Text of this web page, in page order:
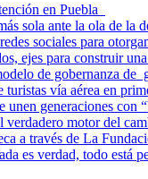
en Puebla
sola ante la ola de la
sociales para
ejes para construir
de gobernanza de
vía aérea en
unen generaciones con
motor del
a través de La
es verdad, todo está